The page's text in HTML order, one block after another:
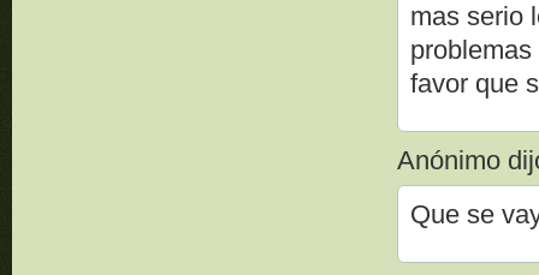
mas serio
favor que
Anónimo
Que se